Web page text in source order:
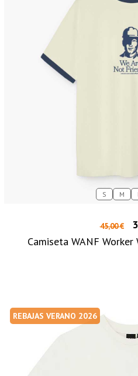
S M
45,00 €
Camiseta WANF
REBAJAS VERANO 2026